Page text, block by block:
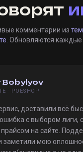
комментарии из
. Обновляются каждые
Bobylyov
· POESHOP
доставили всё
с выбором лиги,
прайсом на сайте.
заметили мою